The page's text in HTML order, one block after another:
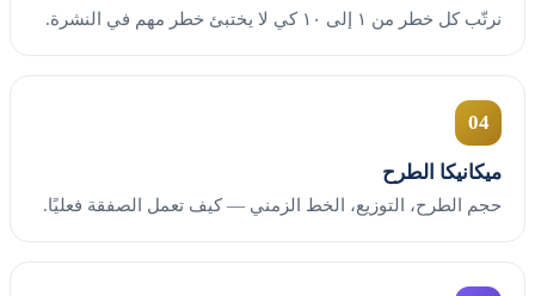
نرتّب كل خطر من ١ إلى ١٠ كي لا يختبئ خطر مهم في النشرة.
04
ميكانيكا الطرح
حجم الطرح، التوزيع، الخط الزمني — كيف تعمل الصفقة فعليًا.